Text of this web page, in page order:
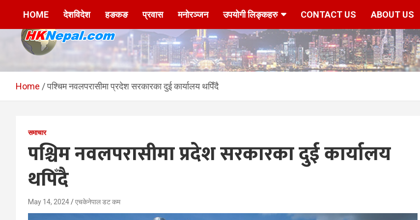
HKNepal.com –
हङकङबाट सञ्चालित पहिलो
hknepal, hknepal.com, hk nepal, hk nepal com
HOME देशविदेश हङकङ प्रवास मनोरञ्जन उपयोगी लिङ्कहरु CONTACT US ABOUT US
Home पश्चिम नवलपरासीमा प्रदेश सरकारका दुई कार्यालय थपिँदै
समाचार
पश्चिम नवलपरासीमा प्रदेश सरकारका दुई कार्यालय
थपिँदै
May 14, 2024 एचकेनेपाल डट कम